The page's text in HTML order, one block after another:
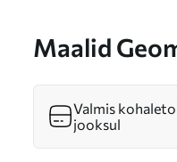
Maalid
Valmis
jooksul